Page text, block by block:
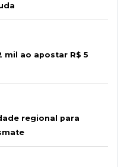
mil ao apostar R$ 5
regional para